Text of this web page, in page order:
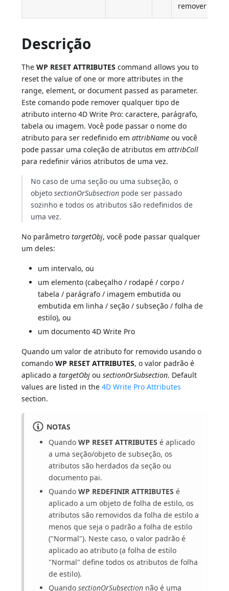
remover
Descrição
TheWP RESET ATTRIBUTES command allows you to
reset the value of one or more attributes in the
range, element, or document passed as parameter.
Este comando pode remover qualquer tipo de
atributo interno 4D Write Pro: caractere, parágrafo,
tabela ou imagem. Você pode passar o nome do
atributo para ser redefinido emattribName ou você
pode passar uma coleção de atributos emattribColl
para redefinir vários atributos de uma vez.
No caso de uma seção ou uma subseção, o
objetosectionOrSubsection pode ser passado
sozinho e todos os atributos são redefinidos de
uma vez.
No parâmetrotargetObj, você pode passar qualquer
um deles:
um intervalo, ou
um elemento (cabeçalho / rodapé / corpo /
tabela / parágrafo / imagem embutida ou
embutida em linha / seção / subseção / folha de
estilo), ou
um documento 4D Write Pro
Quando um valor de atributo for removido usando o
comandoWP RESET ATTRIBUTES, o valor padrão é
aplicado atargetObj ousectionOrSubsection. Default
values are listed in the4D Write Pro Attributes
section.
NOTAS
QuandoWP RESET ATTRIBUTES é aplicado
a uma seção/objeto de subseção, os
atributos são herdados da seção ou
documento pai.
QuandoWP REDEFINIR ATTRIBUTES é
aplicado a um objeto de folha de estilo, os
atributos são removidos da folha de estilo a
menos que seja o padrão a folha de estilo
("Normal"). Neste caso, o valor padrão é
aplicado ao atributo (a folha de estilo
"Normal" define todos os atributos de folha
de estilo).
QuandosectionOrSubsection não é uma